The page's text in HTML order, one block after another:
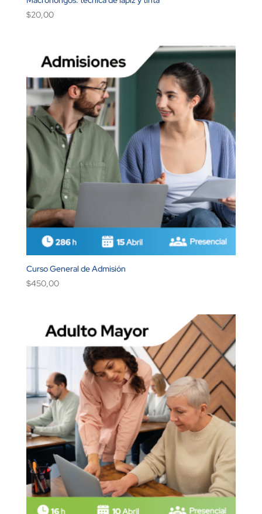
$20,00
Curso General de Admisión
$450,00